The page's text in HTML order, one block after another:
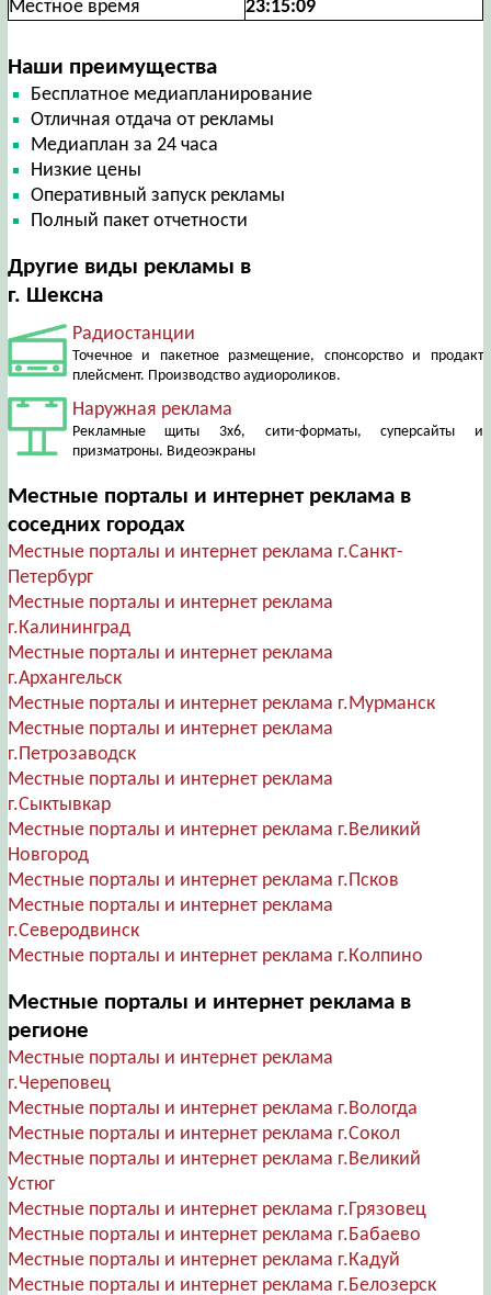
Местное время
23:15:10
Наши преимущества
Бесплатное медиапланирование
Отличная отдача от рекламы
Медиаплан за 24 часа
Низкие цены
Оперативный запуск рекламы
Полный пакет отчетности
Другие виды рекламы в
г. Шексна
Радиостанции
Точечное и пакетное размещение, спонсорство и продакт
плейсмент. Производство аудиороликов.
Наружная реклама
Рекламные щиты 3х6, сити-форматы, суперсайты и
призматроны. Видеоэкраны
Местные порталы и интернет реклама в
соседних городах
Местные порталы и интернет реклама г.Санкт-
Петербург
Местные порталы и интернет реклама
г.Калининград
Местные порталы и интернет реклама
г.Архангельск
Местные порталы и интернет реклама г.Мурманск
Местные порталы и интернет реклама
г.Петрозаводск
Местные порталы и интернет реклама
г.Сыктывкар
Местные порталы и интернет реклама г.Великий
Новгород
Местные порталы и интернет реклама г.Псков
Местные порталы и интернет реклама
г.Северодвинск
Местные порталы и интернет реклама г.Колпино
Местные порталы и интернет реклама в
регионе
Местные порталы и интернет реклама
г.Череповец
Местные порталы и интернет реклама г.Вологда
Местные порталы и интернет реклама г.Сокол
Местные порталы и интернет реклама г.Великий
Устюг
Местные порталы и интернет реклама г.Грязовец
Местные порталы и интернет реклама г.Бабаево
Местные порталы и интернет реклама г.Кадуй
Местные порталы и интернет реклама г.Белозерск